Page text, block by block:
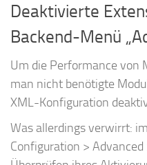
Deaktivierte
Backend-Menü
Um die Performance von
man nicht benötigte
XML-Konfiguration
Was allerdings verwirrt:
Configuration >